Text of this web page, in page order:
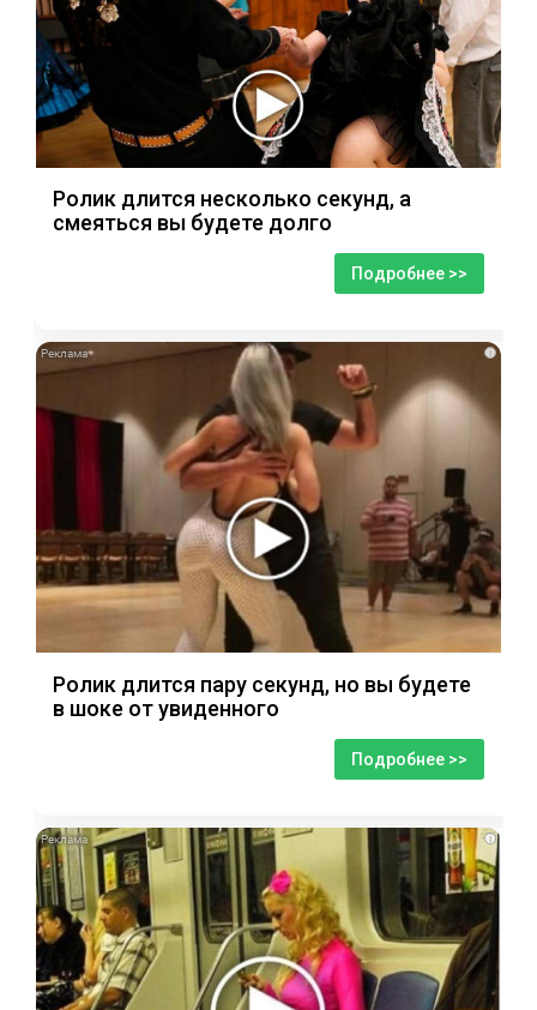
Ролик длится несколько секунд, а
смеяться вы будете долго
Подробнее >>
i
Ролик длится пару секунд, но вы будете
в шоке от увиденного
Подробнее >>
i